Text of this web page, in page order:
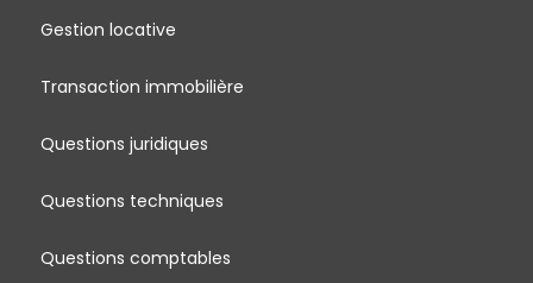
Gestion locative
Transaction immobilière
Questions juridiques
Questions techniques
Questions comptables